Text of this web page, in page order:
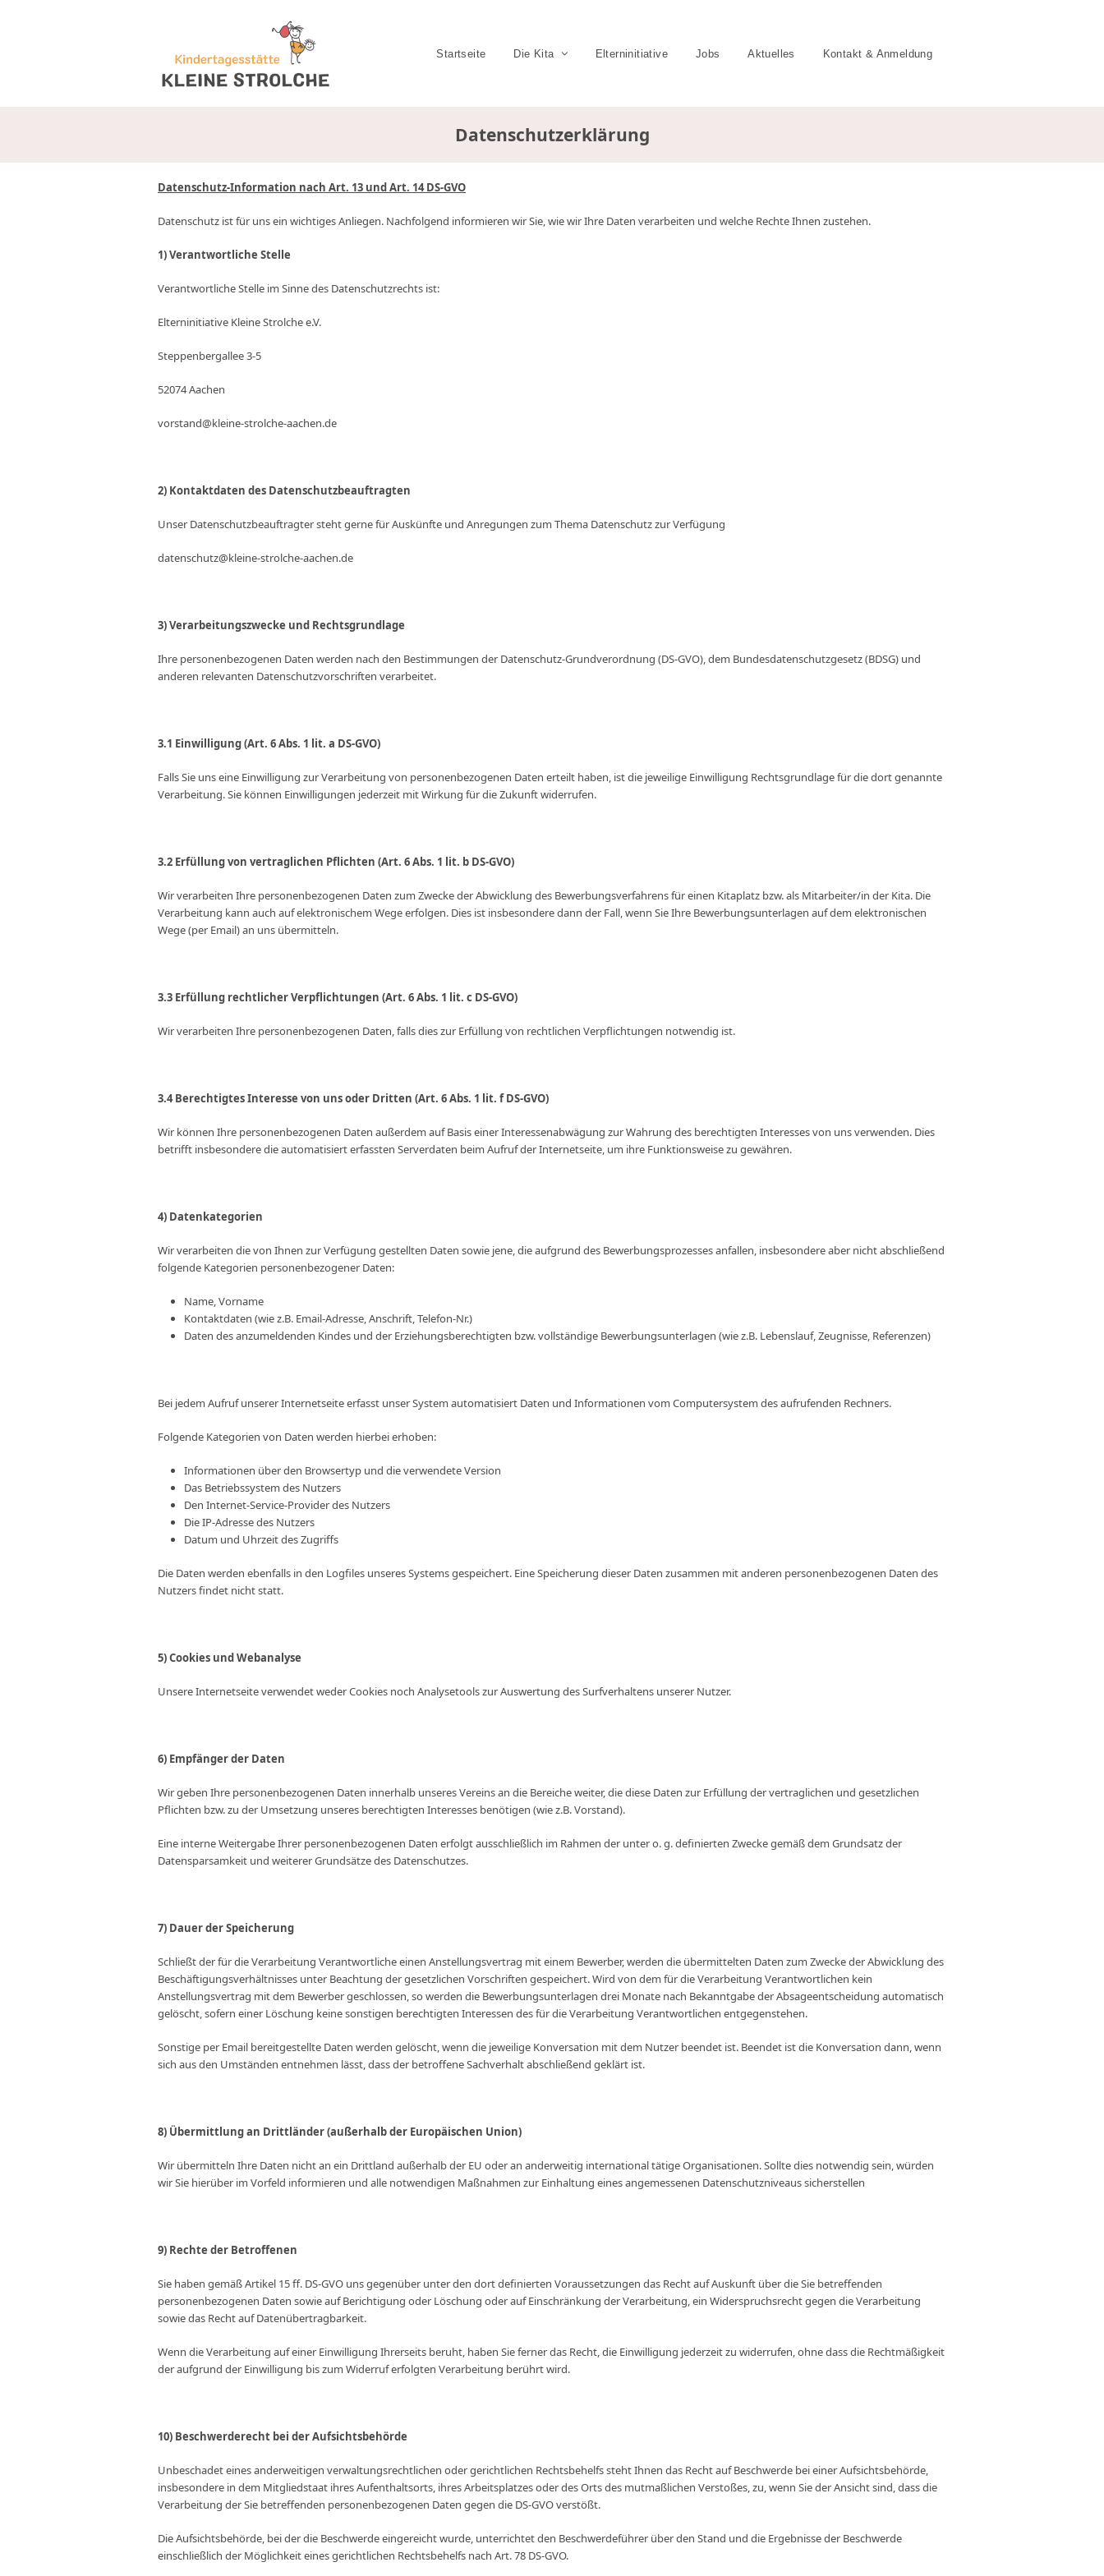
Startseite Die Kita Elterninitiative Jobs Aktuelles Kontakt & Anmeldung
Datenschutzerklärung
Datenschutz-Information nach Art. 13 und Art. 14 DS-GVO
Datenschutz ist für uns ein wichtiges Anliegen. Nachfolgend informieren wir Sie, wie wir Ihre Daten verarbeiten und welche Rechte Ihnen zustehen.
1) Verantwortliche Stelle
Verantwortliche Stelle im Sinne des Datenschutzrechts ist:
Elterninitiative Kleine Strolche e.V.
Steppenbergallee 3-5
52074 Aachen
vorstand@kleine-strolche-aachen.de
2) Kontaktdaten des Datenschutzbeauftragten
Unser Datenschutzbeauftragter steht gerne für Auskünfte und Anregungen zum Thema Datenschutz zur Verfügung
datenschutz@kleine-strolche-aachen.de
3) Verarbeitungszwecke und Rechtsgrundlage
Ihre personenbezogenen Daten werden nach den Bestimmungen der Datenschutz-Grundverordnung (DS-GVO), dem Bundesdatenschutzgesetz (BDSG) und
anderen relevanten Datenschutzvorschriften verarbeitet.
3.1 Einwilligung (Art. 6 Abs. 1 lit. a DS-GVO)
Falls Sie uns eine Einwilligung zur Verarbeitung von personenbezogenen Daten erteilt haben, ist die jeweilige Einwilligung Rechtsgrundlage für die dort genannte
Verarbeitung. Sie können Einwilligungen jederzeit mit Wirkung für die Zukunft widerrufen.
3.2 Erfüllung von vertraglichen Pflichten (Art. 6 Abs. 1 lit. b DS-GVO)
Wir verarbeiten Ihre personenbezogenen Daten zum Zwecke der Abwicklung des Bewerbungsverfahrens für einen Kitaplatz bzw. als Mitarbeiter/in der Kita. Die
Verarbeitung kann auch auf elektronischem Wege erfolgen. Dies ist insbesondere dann der Fall, wenn Sie Ihre Bewerbungsunterlagen auf dem elektronischen
Wege (per Email) an uns übermitteln.
3.3 Erfüllung rechtlicher Verpflichtungen (Art. 6 Abs. 1 lit. c DS-GVO)
Wir verarbeiten Ihre personenbezogenen Daten, falls dies zur Erfüllung von rechtlichen Verpflichtungen notwendig ist.
3.4 Berechtigtes Interesse von uns oder Dritten (Art. 6 Abs. 1 lit. f DS-GVO)
Wir können Ihre personenbezogenen Daten außerdem auf Basis einer Interessenabwägung zur Wahrung des berechtigten Interesses von uns verwenden. Dies
betrifft insbesondere die automatisiert erfassten Serverdaten beim Aufruf der Internetseite, um ihre Funktionsweise zu gewähren.
4) Datenkategorien
Wir verarbeiten die von Ihnen zur Verfügung gestellten Daten sowie jene, die aufgrund des Bewerbungsprozesses anfallen, insbesondere aber nicht abschließend
folgende Kategorien personenbezogener Daten:
Name, Vorname
Kontaktdaten (wie z.B. Email-Adresse, Anschrift, Telefon-Nr.)
Daten des anzumeldenden Kindes und der Erziehungsberechtigten bzw. vollständige Bewerbungsunterlagen (wie z.B. Lebenslauf, Zeugnisse, Referenzen)
Bei jedem Aufruf unserer Internetseite erfasst unser System automatisiert Daten und Informationen vom Computersystem des aufrufenden Rechners.
Folgende Kategorien von Daten werden hierbei erhoben:
Informationen über den Browsertyp und die verwendete Version
Das Betriebssystem des Nutzers
Den Internet-Service-Provider des Nutzers
Die IP-Adresse des Nutzers
Datum und Uhrzeit des Zugriffs
Die Daten werden ebenfalls in den Logfiles unseres Systems gespeichert. Eine Speicherung dieser Daten zusammen mit anderen personenbezogenen Daten des
Nutzers findet nicht statt.
5) Cookies und Webanalyse
Unsere Internetseite verwendet weder Cookies noch Analysetools zur Auswertung des Surfverhaltens unserer Nutzer.
6) Empfänger der Daten
Wir geben Ihre personenbezogenen Daten innerhalb unseres Vereins an die Bereiche weiter, die diese Daten zur Erfüllung der vertraglichen und gesetzlichen
Pflichten bzw. zu der Umsetzung unseres berechtigten Interesses benötigen (wie z.B. Vorstand).
Eine interne Weitergabe Ihrer personenbezogenen Daten erfolgt ausschließlich im Rahmen der unter o. g. definierten Zwecke gemäß dem Grundsatz der
Datensparsamkeit und weiterer Grundsätze des Datenschutzes.
7) Dauer der Speicherung
Schließt der für die Verarbeitung Verantwortliche einen Anstellungsvertrag mit einem Bewerber, werden die übermittelten Daten zum Zwecke der Abwicklung des
Beschäftigungsverhältnisses unter Beachtung der gesetzlichen Vorschriften gespeichert. Wird von dem für die Verarbeitung Verantwortlichen kein
Anstellungsvertrag mit dem Bewerber geschlossen, so werden die Bewerbungsunterlagen drei Monate nach Bekanntgabe der Absageentscheidung automatisch
gelöscht, sofern einer Löschung keine sonstigen berechtigten Interessen des für die Verarbeitung Verantwortlichen entgegenstehen.
Sonstige per Email bereitgestellte Daten werden gelöscht, wenn die jeweilige Konversation mit dem Nutzer beendet ist. Beendet ist die Konversation dann, wenn
sich aus den Umständen entnehmen lässt, dass der betroffene Sachverhalt abschließend geklärt ist.
8) Übermittlung an Drittländer (außerhalb der Europäischen Union)
Wir übermitteln Ihre Daten nicht an ein Drittland außerhalb der EU oder an anderweitig international tätige Organisationen. Sollte dies notwendig sein, würden
wir Sie hierüber im Vorfeld informieren und alle notwendigen Maßnahmen zur Einhaltung eines angemessenen Datenschutzniveaus sicherstellen
9) Rechte der Betroffenen
Sie haben gemäß Artikel 15 ff. DS-GVO uns gegenüber unter den dort definierten Voraussetzungen das Recht auf Auskunft über die Sie betreffenden
personenbezogenen Daten sowie auf Berichtigung oder Löschung oder auf Einschränkung der Verarbeitung, ein Widerspruchsrecht gegen die Verarbeitung
sowie das Recht auf Datenübertragbarkeit.
Wenn die Verarbeitung auf einer Einwilligung Ihrerseits beruht, haben Sie ferner das Recht, die Einwilligung jederzeit zu widerrufen, ohne dass die Rechtmäßigkeit
der aufgrund der Einwilligung bis zum Widerruf erfolgten Verarbeitung berührt wird.
10) Beschwerderecht bei der Aufsichtsbehörde
Unbeschadet eines anderweitigen verwaltungsrechtlichen oder gerichtlichen Rechtsbehelfs steht Ihnen das Recht auf Beschwerde bei einer Aufsichtsbehörde,
insbesondere in dem Mitgliedstaat ihres Aufenthaltsorts, ihres Arbeitsplatzes oder des Orts des mutmaßlichen Verstoßes, zu, wenn Sie der Ansicht sind, dass die
Verarbeitung der Sie betreffenden personenbezogenen Daten gegen die DS-GVO verstößt.
Die Aufsichtsbehörde, bei der die Beschwerde eingereicht wurde, unterrichtet den Beschwerdeführer über den Stand und die Ergebnisse der Beschwerde
einschließlich der Möglichkeit eines gerichtlichen Rechtsbehelfs nach Art. 78 DS-GVO.